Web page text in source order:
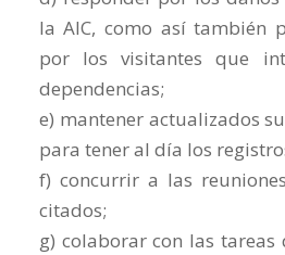
la AIC, como así también
por los visitantes que
dependencias;
e) mantener actualizados
para tener al día los
f) concurrir a las
citados;
g) colaborar con las tareas